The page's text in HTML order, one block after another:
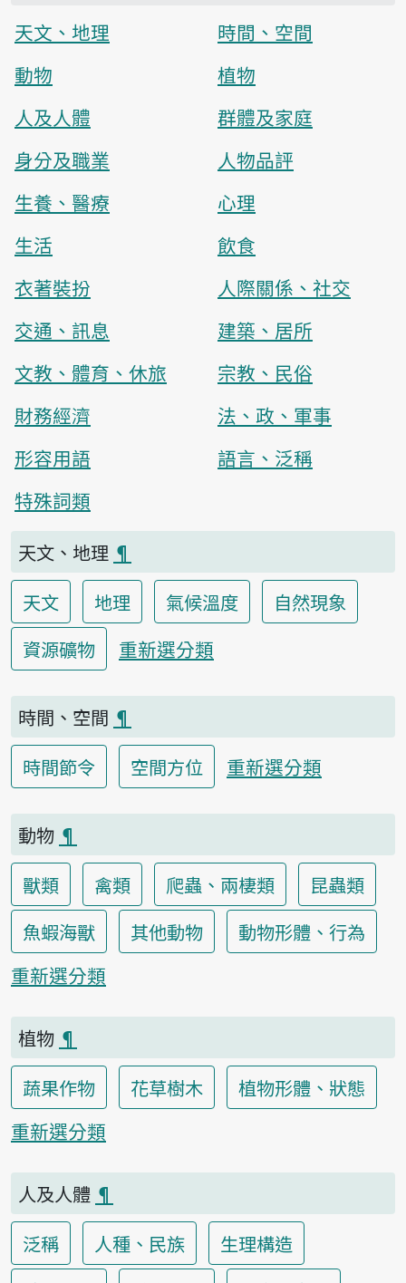
天文、地理
時間、空間
動物
植物
人及人體
群體及家庭
身分及職業
人物品評
生養、醫療
心理
生活
飲食
衣著裝扮
人際關係、社交
交通、訊息
建築、居所
文教、體育、休旅
宗教、民俗
財務經濟
法、政、軍事
形容用語
語言、泛稱
特殊詞類
天文、地理 ¶
天文
地理 氣候溫度
自然現象
資源礦物
重新選分類
時間、空間 ¶
時間節令
空間方位 重新選分類
動物 ¶
獸類
禽類 爬蟲、兩棲類
昆蟲類
魚蝦海獸
其他動物
動物形體、行為
重新選分類
植物 ¶
蔬果作物
花草樹木
植物形體、狀態
重新選分類
人及人體 ¶
泛稱
人種、民族
生理構造